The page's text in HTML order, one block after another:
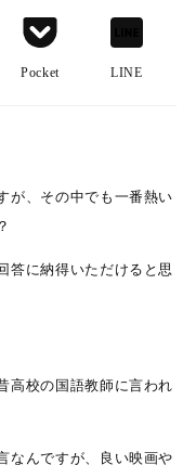
Pocket LINE
が、その中でも一番熱い
答に納得いただけると思
高校の国語教師に言われ
なんですが、良い映画や